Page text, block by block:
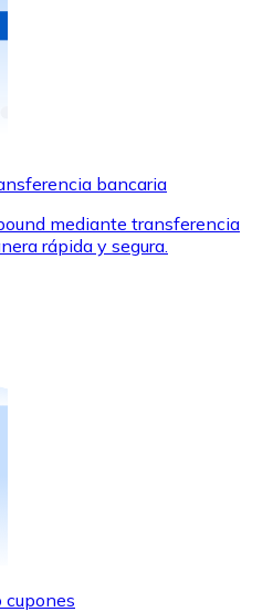
para comprar
de tus marcas favoritas con
regalo
bancaria
mediante transferencia
rápida y segura.
cupones